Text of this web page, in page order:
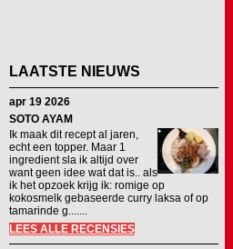
LAATSTE NIEUWS
apr 19 2026
SOTO AYAM
Ik maak dit recept al jaren,
echt een topper. Maar 1
ingredient sla ik altijd over
want geen idee wat dat is.. als
ik het opzoek krijg ik: romige op
kokosmelk gebaseerde curry laksa of op
tamarinde g.......
LEES ALLE RECENSIES